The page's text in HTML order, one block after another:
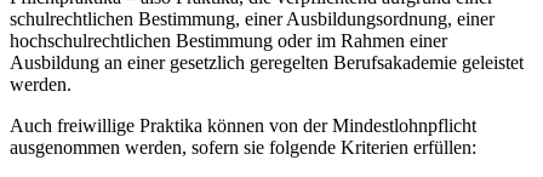
schulrechtlichen Bestimmung, einer Ausbildungsordnung, einer
hochschulrechtlichen Bestimmung oder im Rahmen einer
Ausbildung an einer gesetzlich geregelten Berufsakademie geleistet
werden.
Auch freiwillige Praktika können von der Mindestlohnpflicht
ausgenommen werden, sofern sie folgende Kriterien erfüllen: